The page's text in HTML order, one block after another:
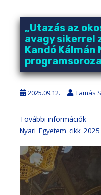
„Utazás az
avagy sikerrel
Kandó Kálmán
2025.09.12. Tamás
További információk: